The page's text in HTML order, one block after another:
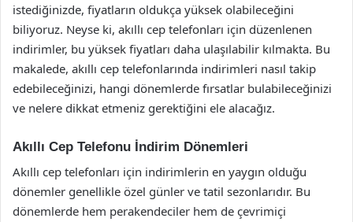
istediğinizde, fiyatların oldukça yüksek olabileceğini
biliyoruz. Neyse ki, akıllı cep telefonları için düzenlenen
indirimler, bu yüksek fiyatları daha ulaşılabilir kılmakta. Bu
makalede, akıllı cep telefonlarında indirimleri nasıl takip
edebileceğinizi, hangi dönemlerde fırsatlar bulabileceğinizi
ve nelere dikkat etmeniz gerektiğini ele alacağız.
Akıllı Cep Telefonu İndirim Dönemleri
Akıllı cep telefonları için indirimlerin en yaygın olduğu
dönemler genellikle özel günler ve tatil sezonlarıdır. Bu
dönemlerde hem perakendeciler hem de çevrimiçi